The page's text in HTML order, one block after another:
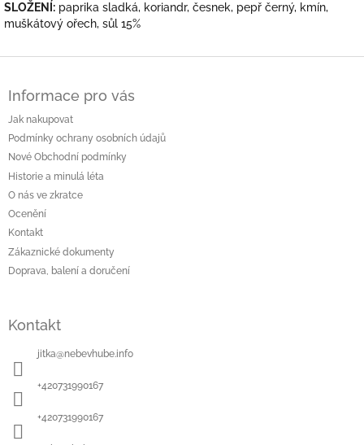
SLOŽENÍ: paprika sladká, koriandr, česnek, pepř černý, kmín,
muškátový ořech, sůl 15%
Informace pro vás
Jak nakupovat
Podmínky ochrany osobních údajů
Nové Obchodní podmínky
Historie a minulá léta
O nás ve zkratce
Ocenění
Kontakt
Zákaznické dokumenty
Doprava, balení a doručení
Kontakt
jitka@nebevhube.info
+420731990167
+420731990167